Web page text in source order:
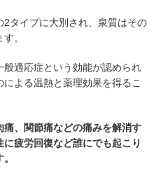
タイプに大別され、泉質はその
。
適応症という効能が認められ
よる温熱と薬理効果を得るこ
、関節痛などの痛みを解消す
疲労回復など誰にでも起こり